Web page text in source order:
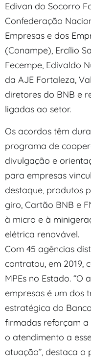
Edivan do Socorro
Confederação
Empresas e dos
(Conampe), Ercílio
Fecempe, Edivaldo
da AJE Fortaleza,
diretores do BNB e
ligadas ao setor.
Os acordos têm
programa de
divulgação e
para empresas
destaque, produtos
giro, Cartão BNB e
à micro e à
elétrica renovável.
Com 45 agências
contratou, em 2019,
MPEs no Estado.
empresas é um dos
estratégica do
firmadas reforçam a
o atendimento a
atuação”, destaca o